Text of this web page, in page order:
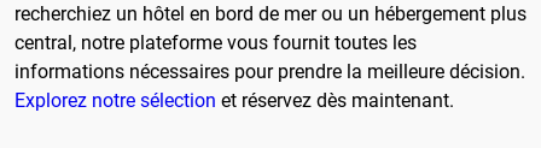
recherchiez un hôtel en bord de mer ou un hébergement plus
central, notre plateforme vous fournit toutes les
informations nécessaires pour prendre la meilleure décision.
Explorez notre sélection et réservez dès maintenant.